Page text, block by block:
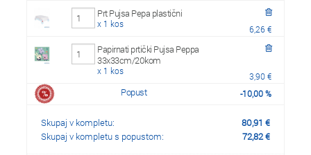
Prt Pujsa Pepa plastični
x 1 kos 6,26 €
Papirnati prtički Pujsa Peppa
33x33cm/20kom
x 1 kos 3,90 €
Popust -10,00%
Skupaj v kompletu: 80,91 €
Skupaj v kompletu s popustom:
72,82€